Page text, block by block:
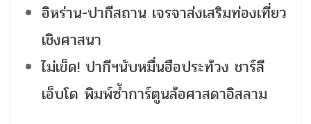
อิหร่าน-ปากีสถาน เจรจาส่งเสริมท่องเที่ยว
เชิงศาสนา
ไม่เข็ด! ปากีฯนับหมื่นฮือประท้วง ชาร์ลี
เอ็บโด พิมพ์ซ้ำการ์ตูนล้อศาสดาอิสลาม